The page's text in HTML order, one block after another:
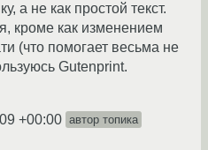
а не как простой текст.
кроме как изменением
(что помогает весьма не
Gutenprint.
+00:00 автор топика